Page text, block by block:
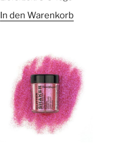
In den Warenkorb